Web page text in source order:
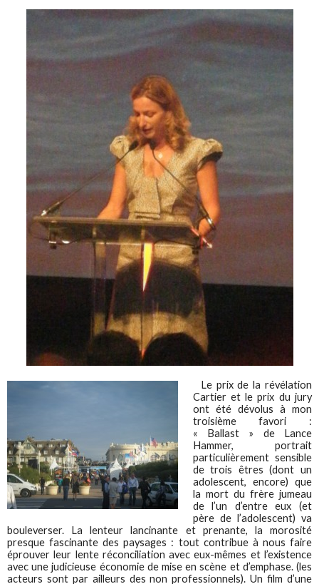
Le prix de la révélation
Cartier et le prix du jury
ont été dévolus à mon
troisième favori :
« Ballast » de Lance
Hammer, portrait
particulièrement sensible
de trois êtres (dont un
adolescent, encore) que
la mort du frère jumeau
de l’un d’entre eux (et
père de l’adolescent) va
bouleverser. La lenteur lancinante et prenante, la morosité
presque fascinante des paysages : tout contribue à nous faire
éprouver leur lente réconciliation avec eux-mêmes et l’existence
avec une judicieuse économie de mise en scène et d’emphase. (les
acteurs sont par ailleurs des non professionnels). Un film d’une